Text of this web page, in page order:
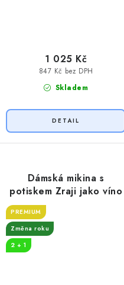
Skladem
847 Kč bez DPH
1 025 Kč
Dámská mikina s
potiskem Zraji jako víno
PREMIUM
Změna roku
2 + 1